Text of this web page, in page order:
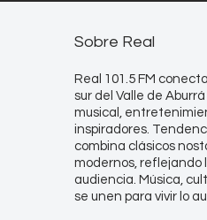
Sobre Real
Real 101.5 FM
sur del Valle de
musical,
inspiradores.
combina clásicos
modernos, reflejando
audiencia. Música,
se unen para vivir lo